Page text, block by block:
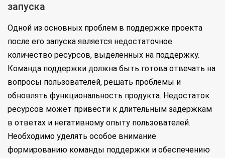
запуска
Одной из основных проблем в поддержке проекта
после его запуска является недостаточное
количество ресурсов, выделенных на поддержку.
Команда поддержки должна быть готова отвечать на
вопросы пользователей, решать проблемы и
обновлять функциональность продукта. Недостаток
ресурсов может привести к длительным задержкам
в ответах и негативному опыту пользователей.
Необходимо уделять особое внимание
формированию команды поддержки и обеспечению